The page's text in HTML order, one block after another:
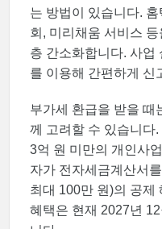
는 방법이 있습니다.
회, 미리채움 서비스
층 간소화합니다. 사업
를 이용해 간편하게 신
부가세 환급을 받을 때
께 고려할 수 있습니다
3억 원 미만의 개인사
자가 전자세금계산서
최대 100만 원)의 공제
혜택은 현재 2027년